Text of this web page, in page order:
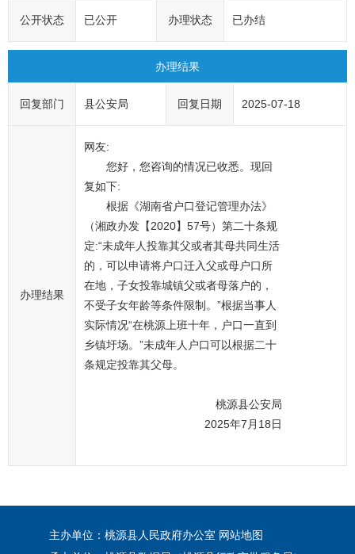
公开状态 已公开 办理状态 已办结
办理结果
回复部门 县公安局 回复日期 2025-07-18
办理结果
网友:
您好，您咨询的情况已收悉。现回
复如下:
根据《湖南省户口登记管理办法》
（湘政办发【2020】57号） 第二十条规
定:“未成年人投靠其父或者其母共同生活
的，可以申请将户口迁入父或母户口所
在地，子女投靠城镇父或者母落户的，
不受子女年龄等条件限制。”根据当事人
实际情况“在桃源上班十年，户口一直到
乡镇圩场。”未成年人户口可以根据二十
条规定投靠其父母。
桃源县公安局
2025年7月18日
主办单位：桃源县人民政府办公室 网站地图